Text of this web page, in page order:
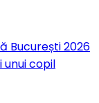
București 2026
copil